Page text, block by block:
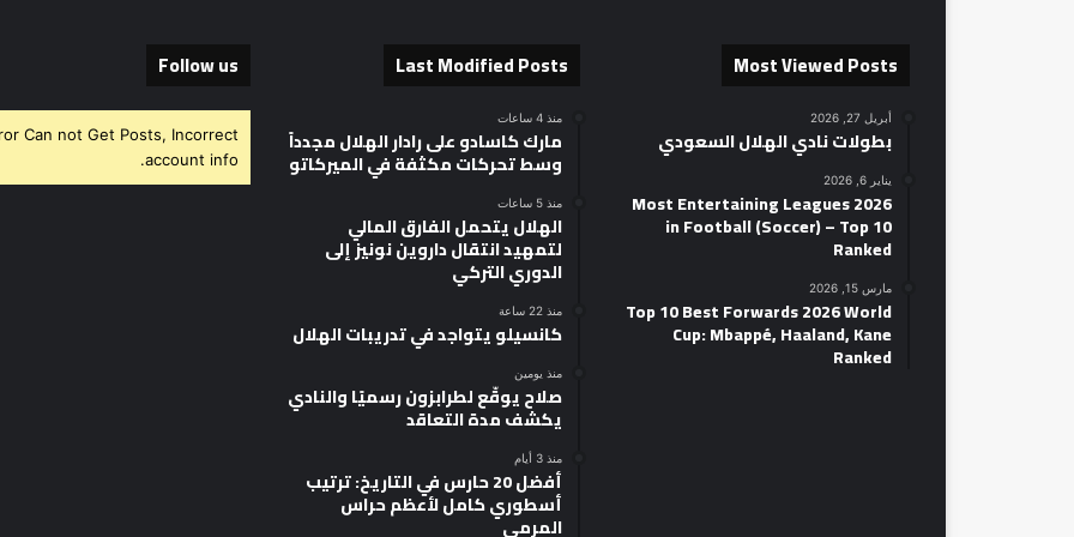
Most Viewed Posts
أبريل 27, 2026
بطولات نادي الهلال السعودي
يناير 6, 2026
2026 Most Entertaining Leagues
in Football (Soccer) – Top 10
Ranked
مارس 15, 2026
Top 10 Best Forwards 2026 World
Cup: Mbappé, Haaland, Kane
Ranked
Last Modified Posts
منذ 4 ساعات
مارك كاسادو على رادار الهلال مجدداً
وسط تحركات مكثفة في الميركاتو
منذ 5 ساعات
الهلال يتحمل الفارق المالي
لتمهيد انتقال داروين نونيز إلى
الدوري التركي
منذ 22 ساعة
كانسيلو يتواجد في تدريبات الهلال
منذ يومين
صلاح يوقّع لطرابزون رسميًا والنادي
يكشف مدة التعاقد
منذ 3 أيام
أفضل 20 حارس في التاريخ: ترتيب
أسطوري كامل لأعظم حراس
المرمى
Follow us
Can not Get Posts, Incorrect
account info.